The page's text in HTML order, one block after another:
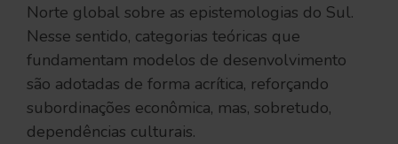
Norte global sobre as epistemologias do Sul.
Nesse sentido, categorias teóricas que
fundamentam modelos de desenvolvimento
são adotadas de forma acrítica, reforçando
subordinações econômica, mas, sobretudo,
dependências culturais.